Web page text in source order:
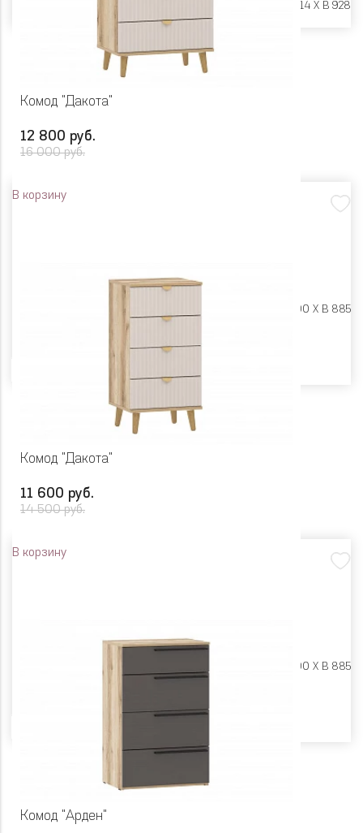
Ш 804 X Г 414 X В 928
Комод "Дакота"
12 800 руб.
16 000 руб.
В корзину
Ш 600 X Г 400 X В 885
Комод "Дакота"
11 600 руб.
14 500 руб.
В корзину
Ш 450 X Г 400 X В 885
Комод "Арден"